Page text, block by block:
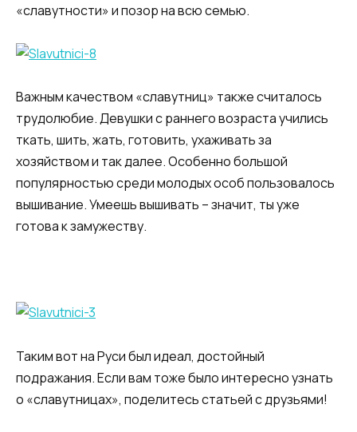
«славутности» и позор на всю семью.
Важным качеством «славутниц» также считалось
трудолюбие. Девушки с раннего возраста учились
ткать, шить, жать, готовить, ухаживать за
хозяйством и так далее. Особенно большой
популярностью среди молодых особ пользовалось
вышивание. Умеешь вышивать – значит, ты уже
готова к замужеству.
Таким вот на Руси был идеал, достойный
подражания. Если вам тоже было интересно узнать
о «славутницах», поделитесь статьей с друзьями!